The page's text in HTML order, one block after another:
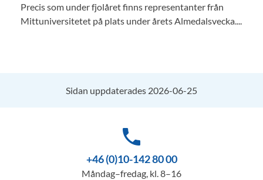
Precis som under fjolåret finns representanter från
Mittuniversitetet på plats under årets Almedalsvecka....
Sidan uppdaterades 2026-06-25
phone
+46 (0)10-142 80 00
Måndag–fredag, kl. 8–16